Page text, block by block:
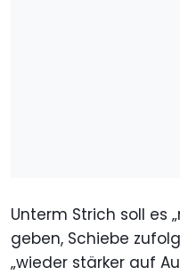
Unterm Strich soll es
geben, Schiebe
„wieder stärker auf